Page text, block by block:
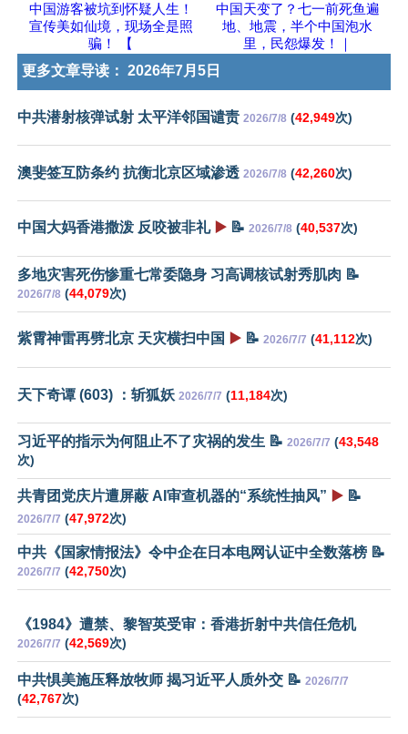
中国游客被坑到怀疑人生！
宣传美如仙境，现场全是照
骗！ 【
中国天变了？七一前死鱼遍
地、地震，半个中国泡水
里，民怨爆发！｜
更多文章导读： 2026年7月5日
中共潜射核弹试射 太平洋邻国谴责 2026/7/8 (42,949次)
澳斐签互防条约 抗衡北京区域渗透 2026/7/8 (42,260次)
中国大妈香港撒泼 反咬被非礼 ▶️ 📝 2026/7/8 (40,537次)
多地灾害死伤惨重七常委隐身 习高调核试射秀肌肉 📝
2026/7/8 (44,079次)
紫霄神雷再劈北京 天灾横扫中国 ▶️ 📝 2026/7/7 (41,112次)
天下奇谭 (603) ：斩狐妖 2026/7/7 (11,184次)
习近平的指示为何阻止不了灾祸的发生 📝 2026/7/7 (43,548
次)
共青团党庆片遭屏蔽 AI审查机器的“系统性抽风” ▶️ 📝
2026/7/7 (47,972次)
中共《国家情报法》令中企在日本电网认证中全数落榜 📝
2026/7/7 (42,750次)
《1984》遭禁、黎智英受审：香港折射中共信任危机
2026/7/7 (42,569次)
中共惧美施压释放牧师 揭习近平人质外交 📝 2026/7/7
(42,767次)